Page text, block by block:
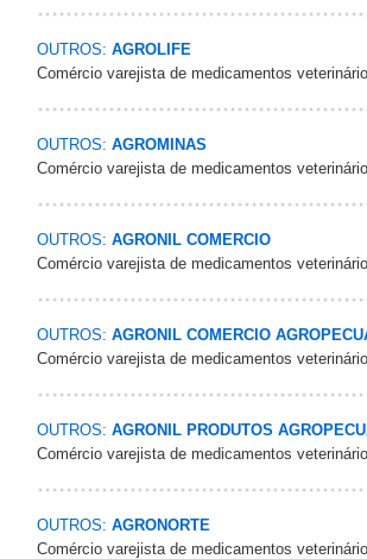
OUTROS: AGROLIFE
Comércio varejista de medicamentos
OUTROS: AGROMINAS
Comércio varejista de medicamentos
OUTROS: AGRONIL COMERCIO
Comércio varejista de medicamentos
OUTROS: AGRONIL COMERCIO
Comércio varejista de medicamentos
OUTROS: AGRONIL PRODUTOS
Comércio varejista de medicamentos
OUTROS: AGRONORTE
Comércio varejista de medicamentos